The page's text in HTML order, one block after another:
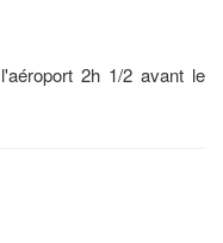
2h 1/2 avant le